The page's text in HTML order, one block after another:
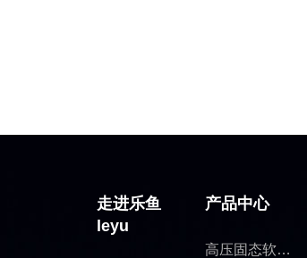
走进乐鱼
leyu
产品中心
高压固态软启动